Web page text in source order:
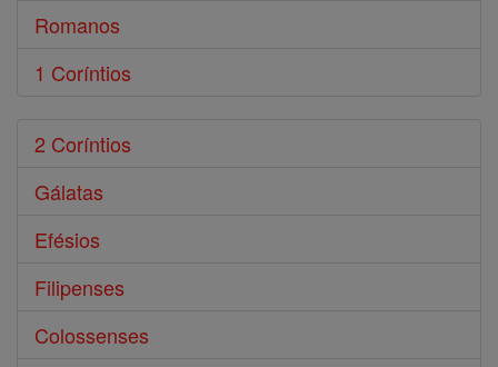
Romanos
1 Coríntios
2 Coríntios
Gálatas
Efésios
Filipenses
Colossenses